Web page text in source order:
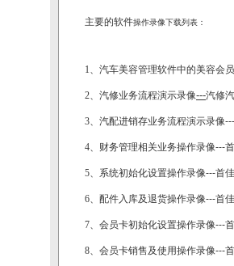
主要的软件操作录像下载列表：
1、 汽车美容管理软件中的美容会
2、 汽修业务流程演示录像---汽修
3、 汽配进销存业务流程演示录像
4、 财务管理相关业务操作录像---
5、 系统初始化设置操作录像---首
6、 配件入库及退货操作录像---首
7、 会员卡初始化设置操作录像---
8、 会员卡销售及使用操作录像---